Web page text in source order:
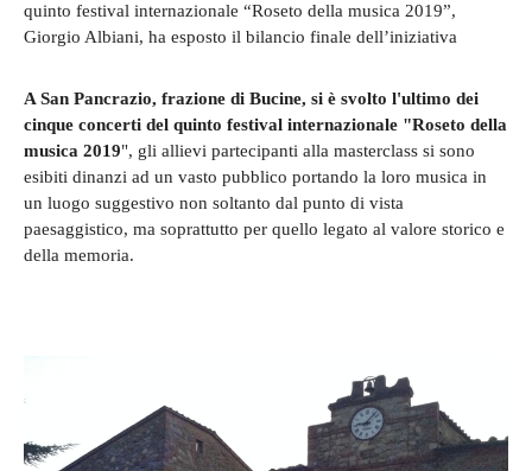
quinto festival internazionale “Roseto della musica 2019”,
Giorgio Albiani, ha esposto il bilancio finale dell’iniziativa
A San Pancrazio, frazione di Bucine, si è svolto l'ultimo dei
cinque concerti del quinto festival internazionale "Roseto della
musica 2019", gli allievi partecipanti alla masterclass si sono
esibiti dinanzi ad un vasto pubblico portando la loro musica in
un luogo suggestivo non soltanto dal punto di vista
paesaggistico, ma soprattutto per quello legato al valore storico e
della memoria.